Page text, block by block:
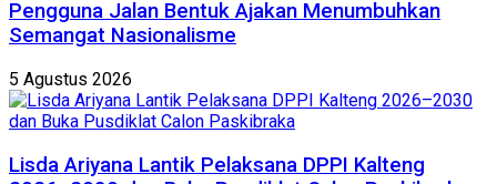
Pengguna Jalan Bentuk Ajakan Menumbuhkan
Semangat Nasionalisme
5 Agustus 2026
Lisda Ariyana Lantik Pelaksana DPPI Kalteng